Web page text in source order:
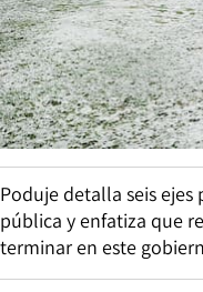
Poduje detalla seis
pública y enfatiza que
terminar en este